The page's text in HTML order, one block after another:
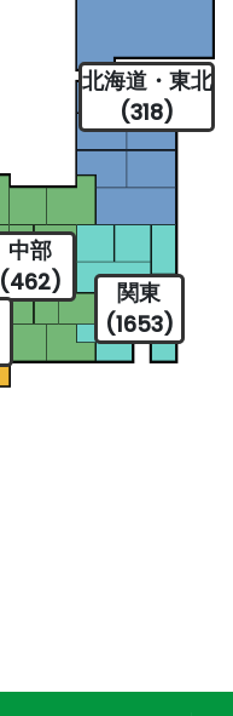
北海道・東北
(318)
関東
(1653)
中部
(462)